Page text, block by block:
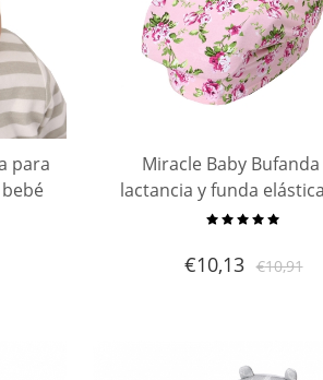
para
Miracle Baby
lactancia y funda
portabebés, Funda de
de compras | Silla de
€10,13 €10,91